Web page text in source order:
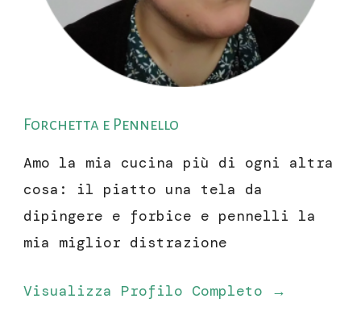
Forchetta e Pennello
Amo la mia cucina più di ogni altra
cosa: il piatto una tela da
dipingere e forbice e pennelli la
mia miglior distrazione
Visualizza Profilo Completo →